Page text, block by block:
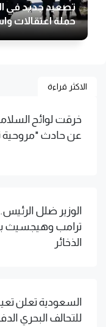
تصعيد جديد في
حملة اعتقالات
الاكثر قراءة
خرقت لوائح
عن حادث "مروحية
الوزير ضلل
ترامب
الذخائر
السعودية تعلن
للتحالف البحري